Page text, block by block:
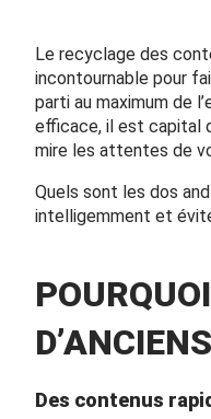
Le recyclage des
incontournable pour
parti au maximum de
efficace, il est capital
mire les attentes de
Quels sont les dos
intelligemment et
Des contenus